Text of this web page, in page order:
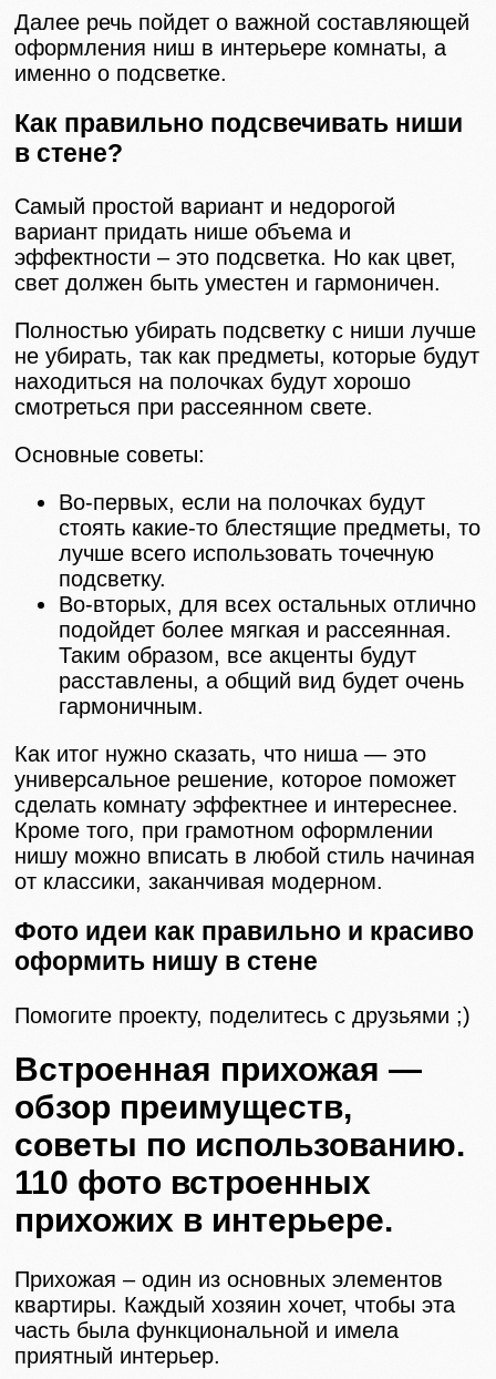
Далее речь пойдет о важной составляющей
оформления ниш в интерьере комнаты, а
именно о подсветке.
Как правильно подсвечивать ниши
в стене?
Самый простой вариант и недорогой
вариант придать нише объема и
эффектности – это подсветка. Но как цвет,
свет должен быть уместен и гармоничен.
Полностью убирать подсветку с ниши лучше
не убирать, так как предметы, которые будут
находиться на полочках будут хорошо
смотреться при рассеянном свете.
Основные советы:
Во-первых, если на полочках будут
стоять какие-то блестящие предметы, то
лучше всего использовать точечную
подсветку.
Во-вторых, для всех остальных отлично
подойдет более мягкая и рассеянная.
Таким образом, все акценты будут
расставлены, а общий вид будет очень
гармоничным.
Как итог нужно сказать, что ниша — это
универсальное решение, которое поможет
сделать комнату эффектнее и интереснее.
Кроме того, при грамотном оформлении
нишу можно вписать в любой стиль начиная
от классики, заканчивая модерном.
Фото идеи как правильно и красиво
оформить нишу в стене
Помогите проекту, поделитесь с друзьями ;)
Встроенная прихожая —
обзор преимуществ,
советы по использованию.
110 фото встроенных
прихожих в интерьере.
Прихожая – один из основных элементов
квартиры. Каждый хозяин хочет, чтобы эта
часть была функциональной и имела
приятный интерьер.